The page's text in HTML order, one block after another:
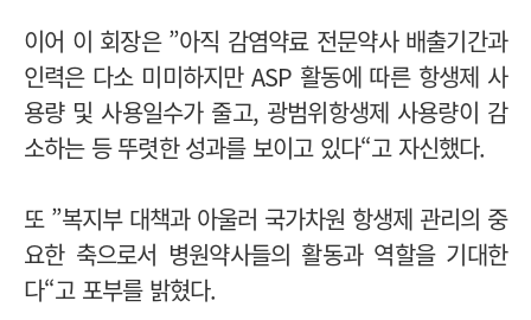
이어 이 회장은 ”아직 감염약료 전문약사 배출기간과
인력은 다소 미미하지만 ASP 활동에 따른 항생제 사
용량 및 사용일수가 줄고, 광범위항생제 사용량이 감
소하는 등 뚜렷한 성과를 보이고 있다“고 자신했다.
또 ”복지부 대책과 아울러 국가차원 항생제 관리의 중
요한 축으로서 병원약사들의 활동과 역할을 기대한
다“고 포부를 밝혔다.